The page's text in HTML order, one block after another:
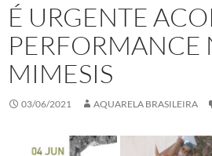
É URGENTE
PERFORMANCE
MIMESIS
03/06/2021 AQUARELA BRASILEIRA